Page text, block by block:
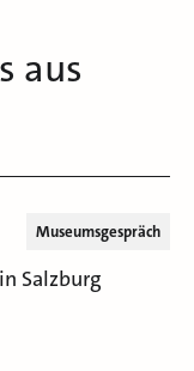
aus
Museumsgespräch
Salzburg